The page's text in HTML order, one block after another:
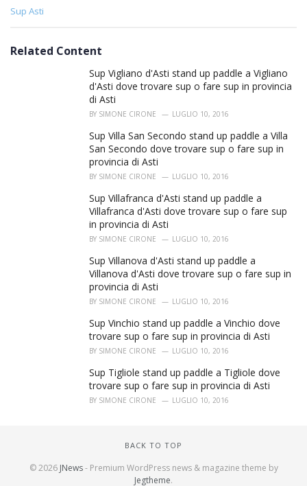
C
e
Sup Asti
Related Content
Sup Vigliano d'Asti stand up paddle a Vigliano
d'Asti dove trovare sup o fare sup in provincia
di Asti
BY SIMONE CIRONE LUGLIO 10, 2016
Sup Villa San Secondo stand up paddle a Villa
San Secondo dove trovare sup o fare sup in
provincia di Asti
BY SIMONE CIRONE LUGLIO 10, 2016
Sup Villafranca d'Asti stand up paddle a
Villafranca d'Asti dove trovare sup o fare sup
in provincia di Asti
BY SIMONE CIRONE LUGLIO 10, 2016
Sup Villanova d'Asti stand up paddle a
Villanova d'Asti dove trovare sup o fare sup in
provincia di Asti
BY SIMONE CIRONE LUGLIO 10, 2016
Sup Vinchio stand up paddle a Vinchio dove
trovare sup o fare sup in provincia di Asti
BY SIMONE CIRONE LUGLIO 10, 2016
Sup Tigliole stand up paddle a Tigliole dove
trovare sup o fare sup in provincia di Asti
BY SIMONE CIRONE LUGLIO 10, 2016
BACK TO TOP
© 2026 JNews- Premium WordPress news & magazine theme by
Jegtheme.